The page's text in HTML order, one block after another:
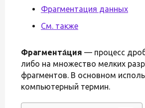
Фрагментация данных
См. также
Фрагмента́ция — процесс
либо на множество мелких
фрагментов. В основном
компьютерный термин.